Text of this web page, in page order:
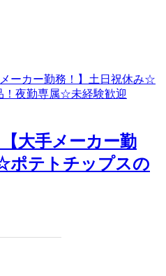
【大手メーカー勤
ポテトチップスの